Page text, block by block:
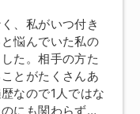
、私がいつ付き
悩んでいた私の
た。相手の方た
とがたくさんあ
なので1人ではな
にも関わらず…